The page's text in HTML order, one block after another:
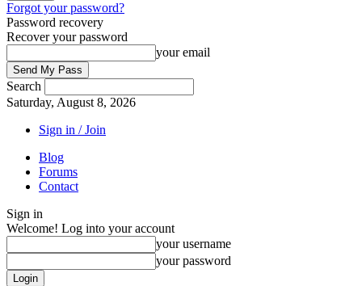
Forgot your password?
Password recovery
Recover your password
your email
Search
Saturday, August 8, 2026
Sign in / Join
Blog
Forums
Contact
Sign in
Welcome! Log into your account
your username
your password